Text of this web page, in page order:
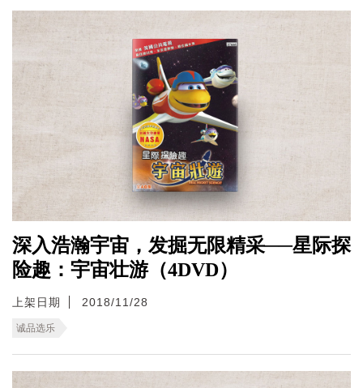
深入浩瀚宇宙，发掘无限精采──星际探
险趣：宇宙壮游（4DVD）
上架日期 2018/11/28
诚品选乐